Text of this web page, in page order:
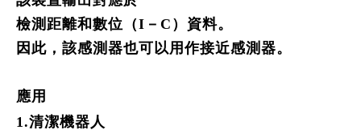
檢測距離和數位（I－C）資料。
因此，該感測器也可以用作接近感測器。
應用
1.清潔機器人